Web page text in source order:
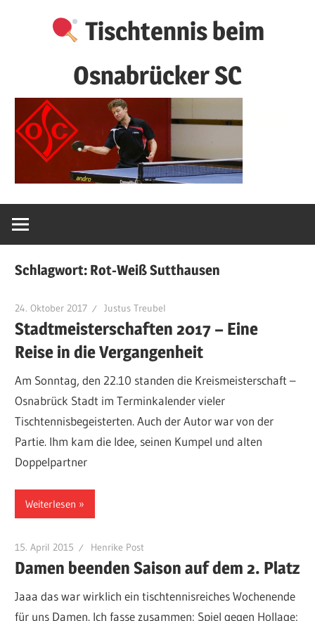
Tischtennis beim
Osnabrücker SC
Schlagwort: Rot-Weiß Sutthausen
24. Oktober 2017 Justus Treubel
Stadtmeisterschaften 2017 – Eine
Reise in die Vergangenheit
Am Sonntag, den 22.10 standen die Kreismeisterschaft –
Osnabrück Stadt im Terminkalender vieler
Tischtennisbegeisterten. Auch der Autor war von der
Partie. Ihm kam die Idee, seinen Kumpel und alten
Doppelpartner
Weiterlesen
15. April 2015 Henrike Post
Damen beenden Saison auf dem 2. Platz
Jaaa das war wirklich ein tischtennisreiches Wochenende
für uns Damen. Ich fasse zusammen: Spiel gegen Hollage: